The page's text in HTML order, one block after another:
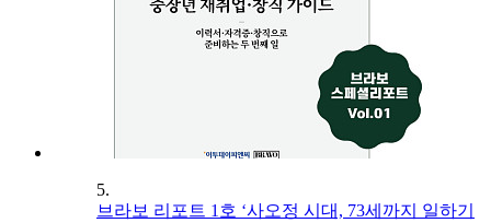
5.
브라보 리포트 1호 ‘사오정 시대, 73세까지 일하기